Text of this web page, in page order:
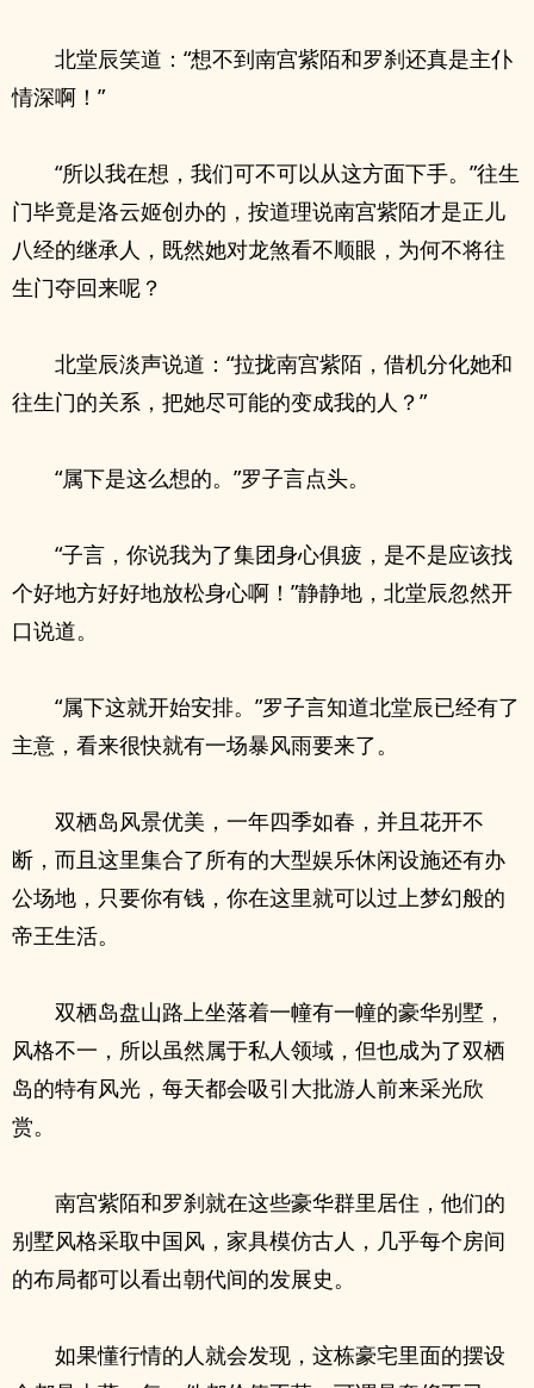
北堂辰笑道：“想不到南宫紫陌和罗刹还真是主仆
情深啊！”
“所以我在想，我们可不可以从这方面下手。”往生
门毕竟是洛云姬创办的，按道理说南宫紫陌才是正儿
八经的继承人，既然她对龙煞看不顺眼，为何不将往
生门夺回来呢？
北堂辰淡声说道：“拉拢南宫紫陌，借机分化她和
往生门的关系，把她尽可能的变成我的人？”
“属下是这么想的。”罗子言点头。
“子言，你说我为了集团身心俱疲，是不是应该找
个好地方好好地放松身心啊！”静静地，北堂辰忽然开
口说道。
“属下这就开始安排。”罗子言知道北堂辰已经有了
主意，看来很快就有一场暴风雨要来了。
双栖岛风景优美，一年四季如春，并且花开不
断，而且这里集合了所有的大型娱乐休闲设施还有办
公场地，只要你有钱，你在这里就可以过上梦幻般的
帝王生活。
双栖岛盘山路上坐落着一幢有一幢的豪华别墅，
风格不一，所以虽然属于私人领域，但也成为了双栖
岛的特有风光，每天都会吸引大批游人前来采光欣
赏。
南宫紫陌和罗刹就在这些豪华群里居住，他们的
别墅风格采取中国风，家具模仿古人，几乎每个房间
的布局都可以看出朝代间的发展史。
如果懂行情的人就会发现，这栋豪宅里面的摆设